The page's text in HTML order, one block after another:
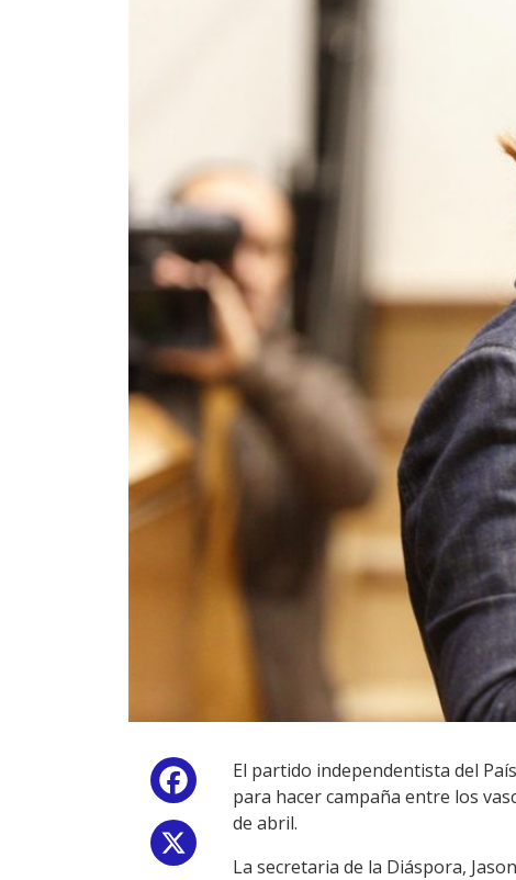
Facebook
El partido independentista del
para hacer campaña entre los
de abril.
La secretaria de la Diáspora,